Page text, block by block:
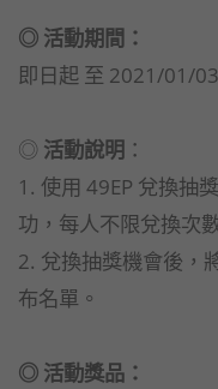
◎ 活動期間：
即日起 至 2021/01/
◎ 活動說明 ：
1. 使用 49EP 兌換抽
功，每人不限兌換次
2. 兌換抽獎機會後，
布名單。
◎ 活動獎品：